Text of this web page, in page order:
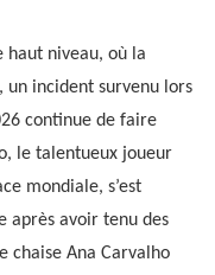
haut niveau, où la
un incident survenu lors
continue de faire
le talentueux joueur
mondiale, s’est
après avoir tenu des
chaise Ana Carvalho